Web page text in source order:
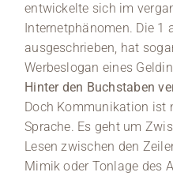
entwickelte sich im
Internetphänomen. Die
ausgeschrieben, hat
Werbeslogan eines
Hinter den Buchstaben
Doch Kommunikation ist
Sprache. Es geht um
Lesen zwischen den
Mimik oder Tonlage des